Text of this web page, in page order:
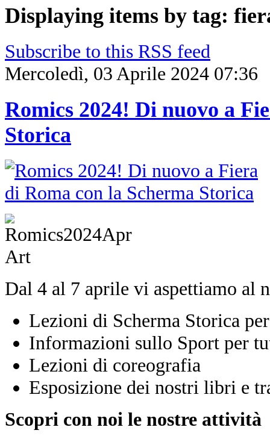
Displaying items by tag:
Subscribe to this RSS feed
Mercoledì, 03 Aprile 2024 07:36
Romics 2024! Di nuovo a
Storica
Dal 4 al 7 aprile vi aspettiamo al
Lezioni di Scherma Storica
Informazioni sullo Sport per
Lezioni di coreografia
Esposizione dei nostri libri e
Scopri con noi le nostre attività